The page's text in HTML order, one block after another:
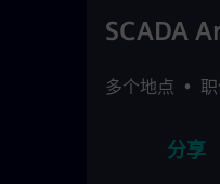
SCADA
多个地点 •
分享